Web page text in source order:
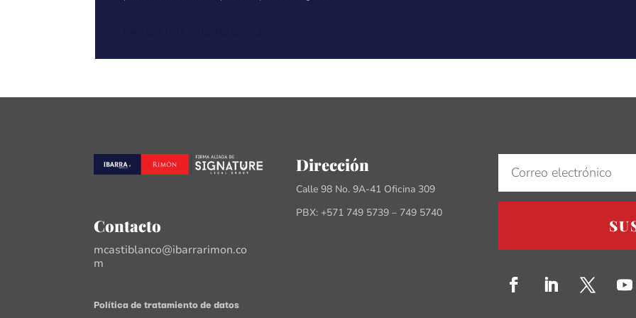
Contacto
mcastiblanco@ibarrarimon.co
m
Política de tratamiento de datos
Dirección
Calle 98 No. 9A-41 Oficina 309
PBX: +571 749 5739 – 749 5740